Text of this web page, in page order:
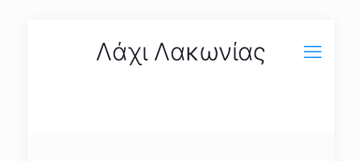
Λάχι Λακωνίας